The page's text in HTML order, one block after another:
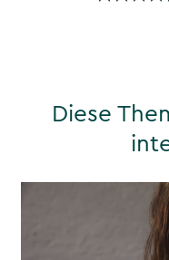
Diese